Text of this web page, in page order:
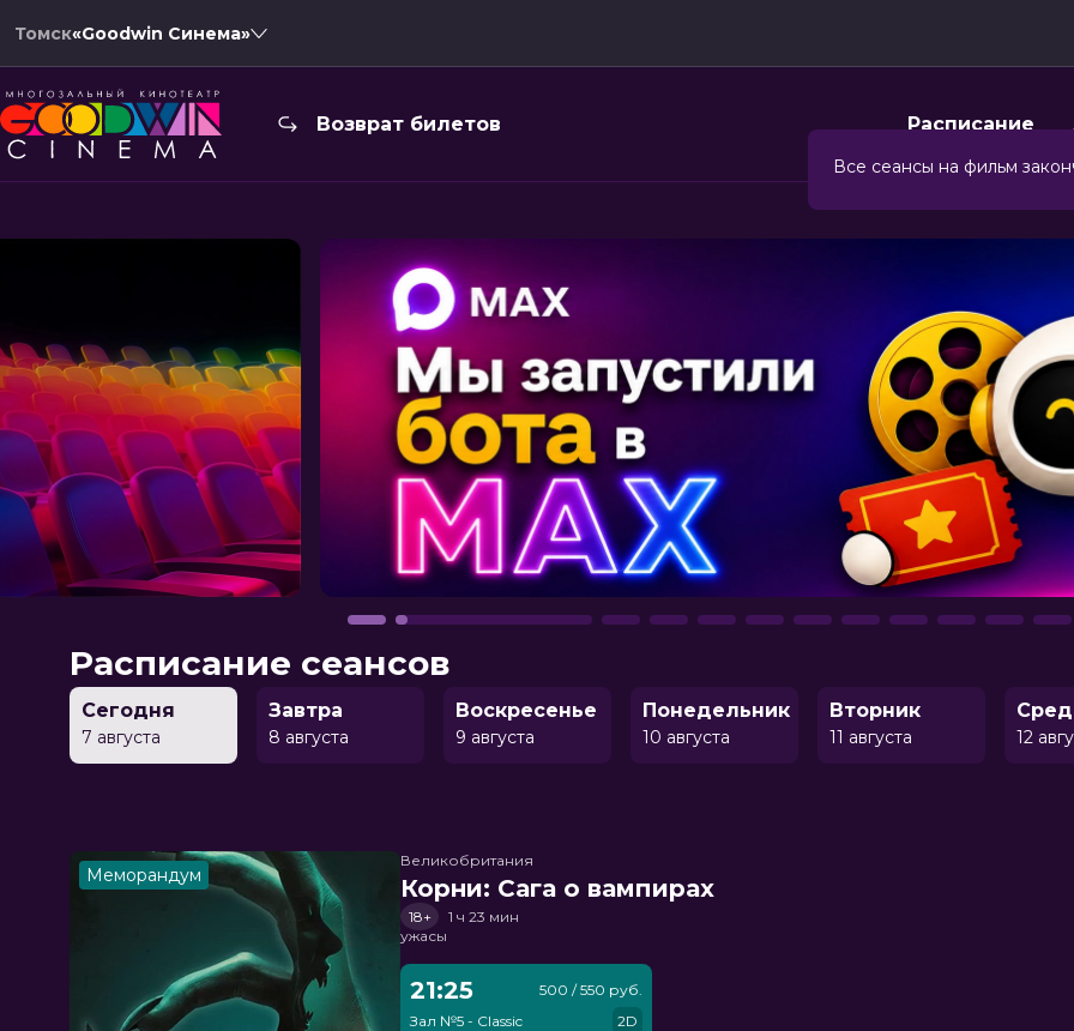
Томск«Goodwin Синема»
Возврат билетов Расписание
Расписание сеансов
Сегодня
7 августа
Завтра
8 августа
Воскресенье
9 августа
Понедельник
10 августа
Вторник
11 августа 12
Меморандум
Великобритания
Корни: Сага о вампирах
18+
1 ч 23 мин
ужасы
21:25
Зал №5 - Classic
500 / 550 руб.
2D
Все сеансы на фильм